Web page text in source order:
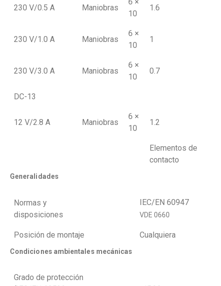
230 V/0.5 A Maniobras
10
1.6
230 V/1.0 A Maniobras
6 ×
10
1
230 V/3.0 A Maniobras
6 ×
10
0.7
DC-13
12 V/2.8 A Maniobras
6 ×
10
1.2
Elementos de
contacto
Generalidades
Normas y
disposiciones
IEC/EN 60947
VDE 0660
Posición de montaje Cualquiera
Condiciones ambientales mecánicas
Grado de protección